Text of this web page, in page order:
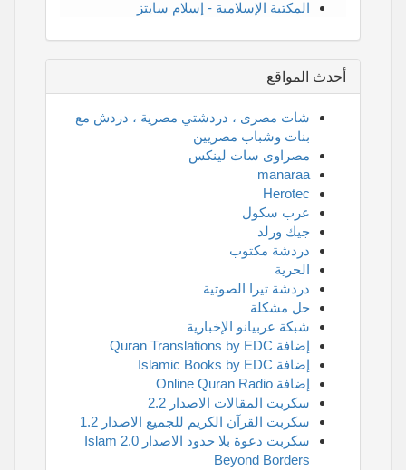
المكتبة الإسلامية - إسلام سايتز
أحدث المواقع
شات مصرى ، دردشتي مصرية ، دردش مع
بنات وشباب مصريين
مصراوى سات لينكس
manaraa
Herotec
عرب سكول
جيك ورلد
دردشة مكتوب
الحرية
دردشة تيرا الصوتية
حل مشكلة
شبكة عربيانو الإخبارية
إضافة Quran Translations by EDC
إضافة Islamic Books by EDC
إضافة Online Quran Radio
سكربت المقالات الاصدار 2.2
سكربت القرآن الكريم للجميع الاصدار 1.2
سكربت دعوة بلا حدود الاصدار 2.0 Islam
Beyond Borders